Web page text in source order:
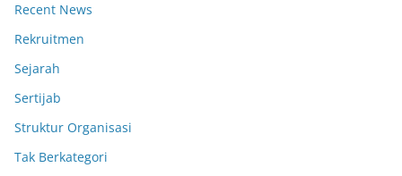
Recent News
Rekruitmen
Sejarah
Sertijab
Struktur Organisasi
Tak Berkategori